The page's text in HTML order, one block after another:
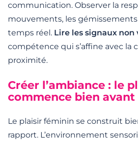
communication. Observer la
mouvements, les
temps réel. Lire les signaux non
compétence qui s’affine avec la
proximité.
Créer l’ambiance : le
commence bien
Le plaisir féminin se construit
rapport. L’environnement